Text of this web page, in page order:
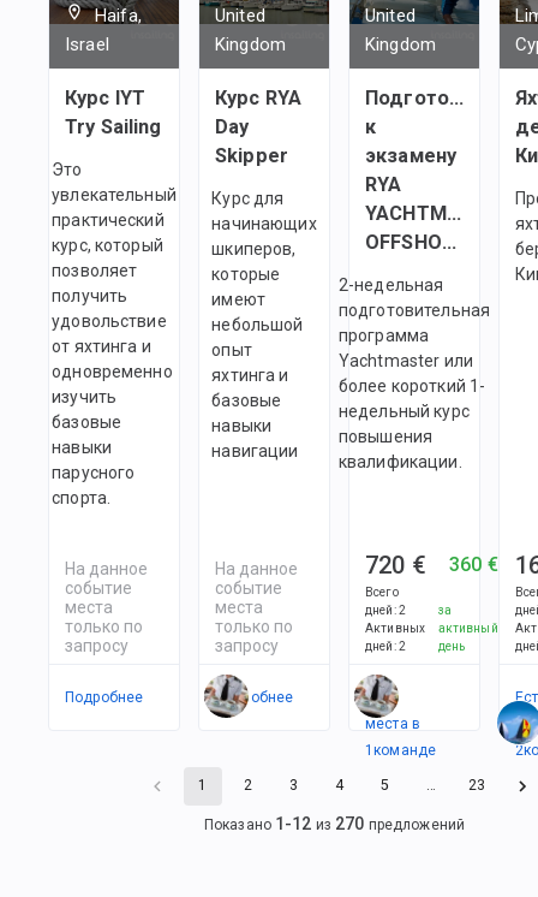
Haifa,
Israel
Курс IYT
Try Sailing
Это
увлекательный
практический
курс, который
позволяет
получить
удовольствие
от яхтинга и
одновременно
изучить
базовые
навыки
парусного
спорта.
На данное
событие
места
только по
запросу
Подробнее
United
Kingdom
Курс RYA
Day
Skipper
Курс для
начинающих
шкиперов,
которые
имеют
небольшой
опыт
яхтинга и
базовые
навыки
навигации
На данное
событие
места
только по
запросу
Подробнее
United
Kingdom
Подготовка
к
экзамену
RYA
YACHTMASTER
OFFSHORE
2-недельная
подготовительная
программа
Yachtmaster или
более короткий 1-
недельный курс
повышения
квалификации.
720 €
Всего
дней:2
Активных
дней:2
360 €
за
активный
день
Есть
места в
1командe
в
2
1 2 3 4 5 … 23
Показано 1 -12 из 270 предложений